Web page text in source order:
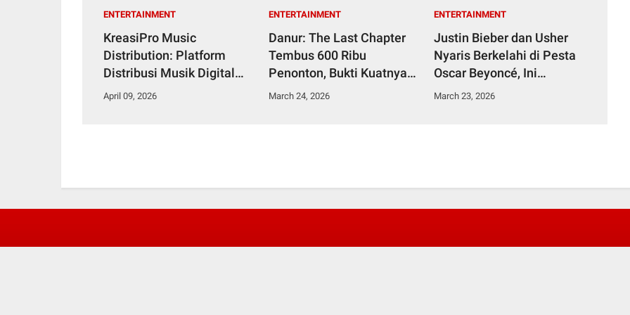
ENTERTAINMENT
KreasiPro Music
Distribution: Platform
Distribusi Musik Digital
yang Wujudkan Mimpi
April 09, 2026
ENTERTAINMENT
Danur: The Last Chapter
Tembus 600 Ribu
Penonton, Bukti Kuatnya
Dominasi Horor Indonesia
March 24, 2026
ENTERTAINMENT
Justin Bieber dan Usher
Nyaris Berkelahi di Pesta
Oscar Beyoncé, Ini
Kronologinya
March 23, 2026